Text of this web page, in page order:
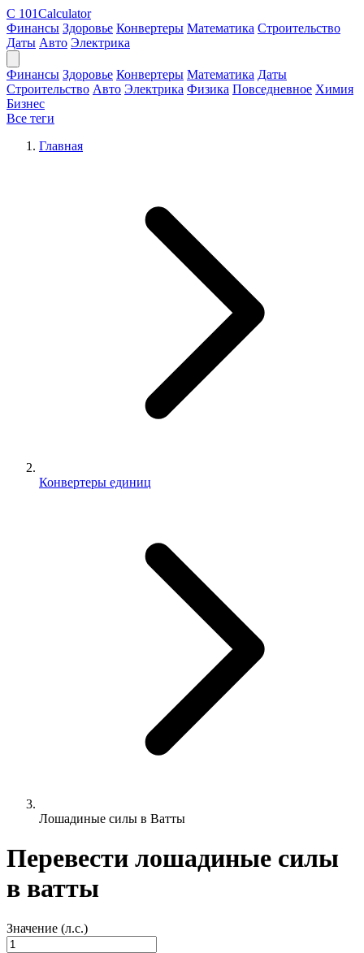
C 101Calculator
Финансы Здоровье Конвертеры Математика Строительство
Даты Авто Электрика
Финансы Здоровье Конвертеры Математика Даты
Строительство Авто Электрика Физика Повседневное Химия
Бизнес
Все теги
Главная
Конвертеры единиц
Лошадиные силы в Ватты
Перевести лошадиные силы
в ватты
Значение (л.с.)